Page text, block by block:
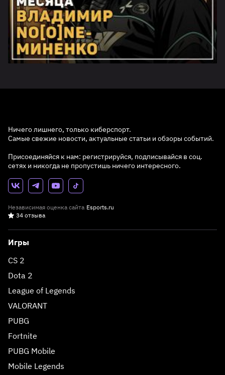
Ничего лишнего, только киберспорт.
Самые свежие новости, актуальные статьи и обзоры событий.
Присоединяйся к нам: регистрируйся, подписывайся в соц.
сетях и никогда не пропустишь ничего интересного.
Независимая оценка сайта Esports.ru
34 отзыва
Игры
CS 2
Dota 2
League of Legends
VALORANT
PUBG
Fortnite
PUBG Mobile
Mobile Legends